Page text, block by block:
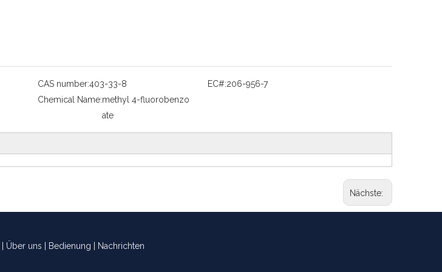
CAS number:403-33-8 EC#:206-956-7
Chemical Name:methyl 4-fluorobenzo
ate
Nächste:
Über uns Bedienung Nachrichten